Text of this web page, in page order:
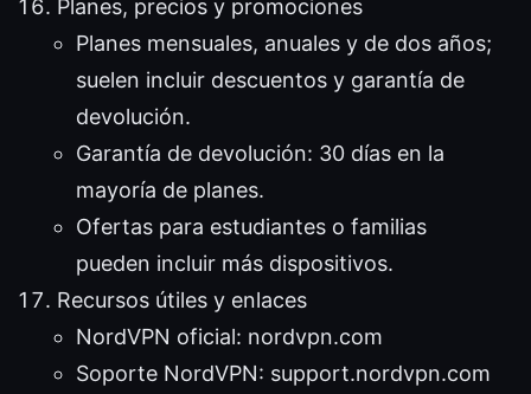
Planes, precios y promociones
Planes mensuales, anuales y de dos años;
suelen incluir descuentos y garantía de
devolución.
Garantía de devolución: 30 días en la
mayoría de planes.
Ofertas para estudiantes o familias
pueden incluir más dispositivos.
Recursos útiles y enlaces
NordVPN oficial: nordvpn.com
Soporte NordVPN: support.nordvpn.com